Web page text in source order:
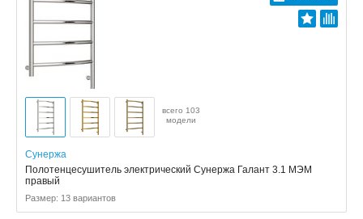
всего 103
модели
Сунержа
Полотенцесушитель электрический Сунержа Галант 3.1 МЭМ
правый
Размер: 13 вариантов